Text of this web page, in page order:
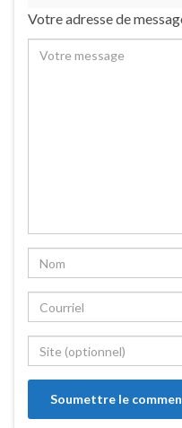
Votre adresse de